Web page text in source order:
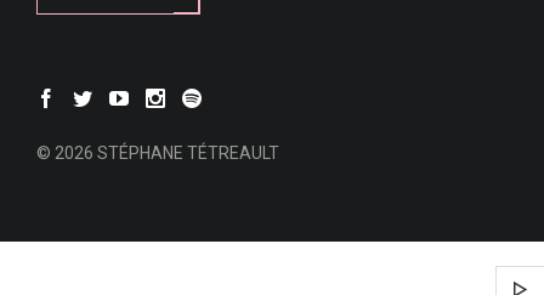
© 2026 STÉPHANE TÉTREAULT